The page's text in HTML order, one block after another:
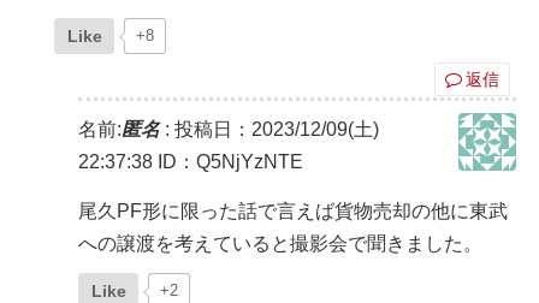
Like +8
返信
名前:匿名: 投稿日：2023/12/09(土)
22:37:38 ID：Q5NjYzNTE
尾久PF形に限った話で言えば貨物売却の他に東武
への譲渡を考えていると撮影会で聞きました。
Like +2